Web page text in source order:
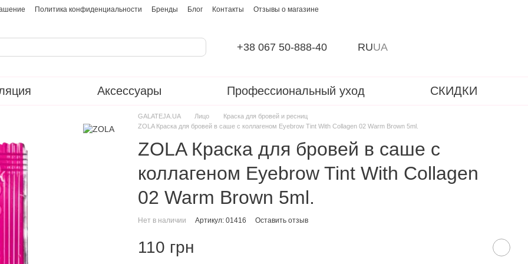
Политика конфиденциальности Бренды Блог Контакты Отзывы о магазине
+38 067 50-888-40 RUUA
Аксессуары Профессиональный уход СКИДКИ
GALATEJA.UA Лицо
Краска для бровей и ресниц
ZOLA Краска для бровей в саше с коллагеном Eyebrow Tint With Collagen 02 Warm Brown 5ml.
ZOLA Краска для бровей в саше с
коллагеном Eyebrow Tint With Collagen
02 Warm Brown 5ml.
Нет в наличии Артикул: 01416 Оставить отзыв
110 грн